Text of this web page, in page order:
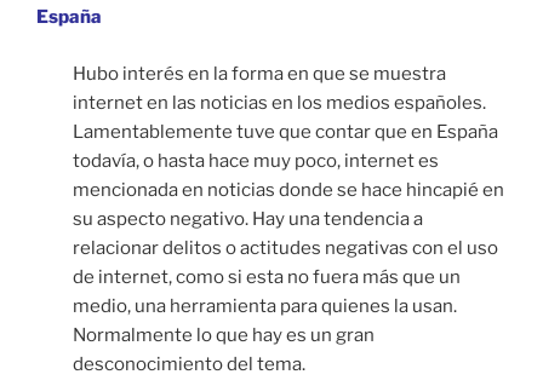
España
Hubo interés en la forma en que se muestra
internet en las noticias en los medios españoles.
Lamentablemente tuve que contar que en España
todavía, o hasta hace muy poco, internet es
mencionada en noticias donde se hace hincapié en
su aspecto negativo. Hay una tendencia a
relacionar delitos o actitudes negativas con el uso
de internet, como si esta no fuera más que un
medio, una herramienta para quienes la usan.
Normalmente lo que hay es un gran
desconocimiento del tema.